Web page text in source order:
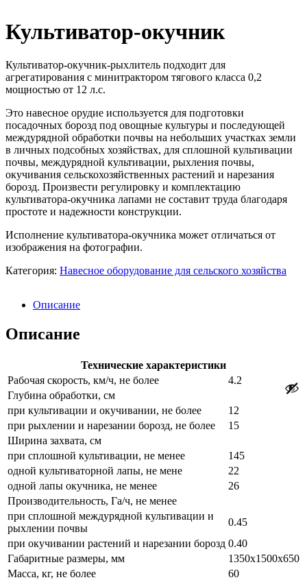
Культиватор-окучник
Культиватор-окучник-рыхлитель подходит для
агрегатирования с минитрактором тягового класса 0,2
мощностью от 12 л.с.
Это навесное орудие используется для подготовки
посадочных борозд под овощные культуры и последующей
междурядной обработки почвы на небольших участках земли
в личных подсобных хозяйствах, для сплошной культивации
почвы, междурядной культивации, рыхления почвы,
окучивания сельскохозяйственных растений и нарезания
борозд. Произвести регулировку и комплектацию
культиватора-окучника лапами не составит труда благодаря
простоте и надежности конструкции.
Исполнение культиватора-окучника может отличаться от
изображения на фотографии.
Категория: Навесное оборудование для сельского хозяйства
Описание
Описание
Технические характеристики
Рабочая скорость, км/ч, не более
4.2
Глубина обработки, см
при культивации и окучивании, не более
12
при рыхлении и нарезании борозд, не более
15
Ширина захвата, см
при сплошной культивации, не менее
145
одной культиваторной лапы, не мене
22
одной лапы окучника, не менее
26
Производительность, Га/ч, не менее
при сплошной междурядной культивации и
рыхлении почвы
0.45
при окучивании растений и нарезании борозд 0.40
Габаритные размеры, мм
1350х1500х650
Масса, кг, не более
60